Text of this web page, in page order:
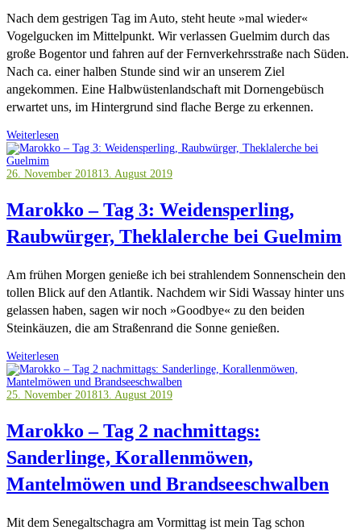
Nach dem gestrigen Tag im Auto, steht heute »mal wieder«
Vogelgucken im Mittelpunkt. Wir verlassen Guelmim durch das
große Bogentor und fahren auf der Fernverkehrsstraße nach Süden.
Nach ca. einer halben Stunde sind wir an unserem Ziel
angekommen. Eine Halbwüstenlandschaft mit Dornengebüsch
erwartet uns, im Hintergrund sind flache Berge zu erkennen.
Weiterlesen
26. November 201813. August 2019
Marokko – Tag 3: Weidensperling,
Raubwürger, Theklalerche bei Guelmim
Am frühen Morgen genieße ich bei strahlendem Sonnenschein den
tollen Blick auf den Atlantik. Nachdem wir Sidi Wassay hinter uns
gelassen haben, sagen wir noch »Goodbye« zu den beiden
Steinkäuzen, die am Straßenrand die Sonne genießen.
Weiterlesen
25. November 201813. August 2019
Marokko – Tag 2 nachmittags:
Sanderlinge, Korallenmöwen,
Mantelmöwen und Brandseeschwalben
Mit dem Senegaltschagra am Vormittag ist mein Tag schon